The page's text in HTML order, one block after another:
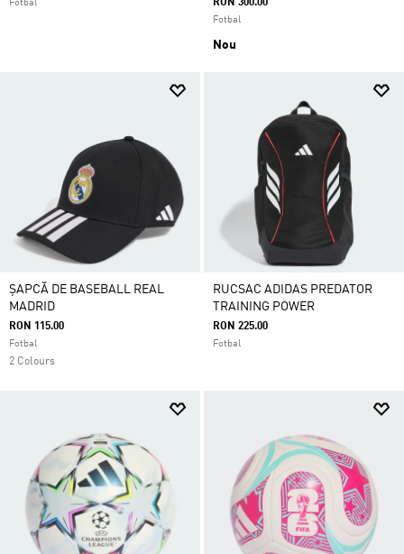
Fotbal RON 300.00
Fotbal
Nou
ȘAPCĂ DE BASEBALL REAL
MADRID
RON 115.00
Fotbal
2 Colours
RUCSAC ADIDAS PREDATOR
TRAINING POWER
RON 225.00
Fotbal